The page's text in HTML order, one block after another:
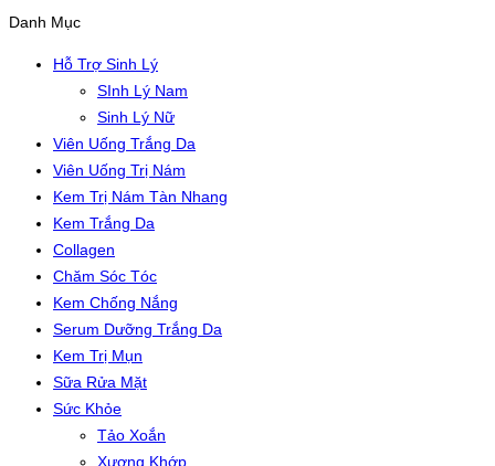
Danh Mục
Hỗ Trợ Sinh Lý
SInh Lý Nam
Sinh Lý Nữ
Viên Uống Trắng Da
Viên Uống Trị Nám
Kem Trị Nám Tàn Nhang
Kem Trắng Da
Collagen
Chăm Sóc Tóc
Kem Chống Nắng
Serum Dưỡng Trắng Da
Kem Trị Mụn
Sữa Rửa Mặt
Sức Khỏe
Tảo Xoắn
Xương Khớp